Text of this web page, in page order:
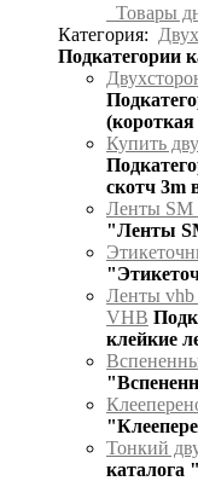
Товары
Категория:
Подкатегории
Купить
скотч 3m
Ленты SM
"Ленты
Ленты vhb
VHB
клейкие
Тонкий
каталога